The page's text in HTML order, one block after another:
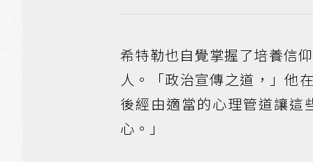
希特勒也自覺掌握了培養信
人。「政治宣傳之道，」他
後經由適當的心理管道讓
心。」